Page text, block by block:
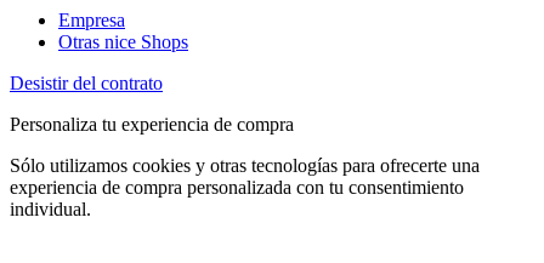
Empresa
Otras nice Shops
Desistir del contrato
Personaliza tu experiencia de compra
Sólo utilizamos cookies y otras tecnologías para ofrecerte una
experiencia de compra personalizada con tu consentimiento
individual.